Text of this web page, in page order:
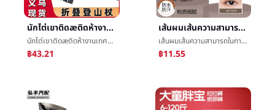
นักไต่เขาติดæติดห้างานเทศกาลชายและหญิงย่อหน้าการท่องเที่ยวพับย่อหน้าสั้นเกินขีดการต่อสู้ชายและหญิงยืดè°งานเทศกาลติดโดยการเดินเท้า
นักไต่เขาติดæติดห้างานเทศกาลชายและหญิงย่อหน้าการท่องเที่ยวพับย่อหน้าสั้นเกินขีดการต่อสู้ชายและหญิงยืดè°งานเทศกาลติดโดยการเดินเท้า
฿43.21
เส้นผมเส้นความสามารถในการซ่อมเงาผงแก้ไขการกรอกผมผงครีมใหม่สิ่งประดิษฐ์ปกการทำให้บริสุทธิ์สูงหน้าผากเงาปากกาหญิง
เส้นผมเส้นความสามารถในการซ่อมเงาผงแก้ไขการกรอกผมผงครีมใหม่สิ่งประดิษฐ์ปกการทำให้บริสุทธิ์สูงหน้าผากเงาปากกาหญิง
฿11.55